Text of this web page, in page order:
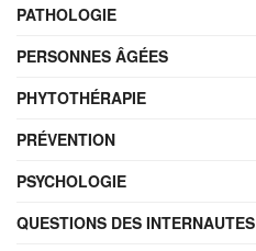
PATHOLOGIE
PERSONNES ÂGÉES
PHYTOTHÉRAPIE
PRÉVENTION
PSYCHOLOGIE
QUESTIONS DES INTERNAUTES